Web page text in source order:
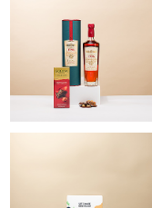
Gute Besserung
Geschenke
Neue Baby-
Geschenke für